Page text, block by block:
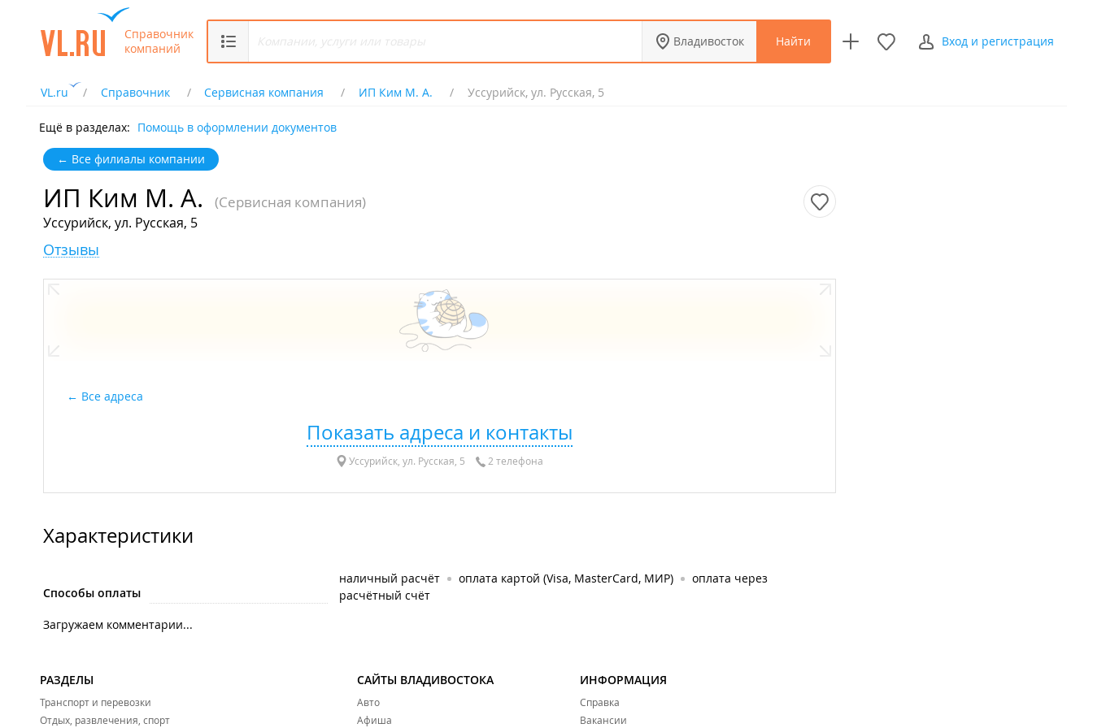
Справочник
компаний
Владивосток Найти Вход и регистрация
VL.ru Справочник Сервисная компания ИП Ким М. А. Уссурийск, ул. Русская, 5
Ещё в разделах: Помощь в оформлении документов
← Все филиалы компании
ИП Ким М. А. (Сервисная компания)
Уссурийск, ул. Русская, 5
Отзывы
Все адреса
Показать адреса и контакты
Уссурийск, ул. Русская, 5 2 телефона
Характеристики
Способы оплаты
наличный расчёт оплата картой (Visa, MasterCard, МИР)
оплата через
расчётный счёт
Загружаем комментарии...
РАЗДЕЛЫ
Транспорт и перевозки
Отдых, развлечения, спорт
САЙТЫ ВЛАДИВОСТОКА
Авто
Афиша
ИНФОРМАЦИЯ
Справка
Вакансии